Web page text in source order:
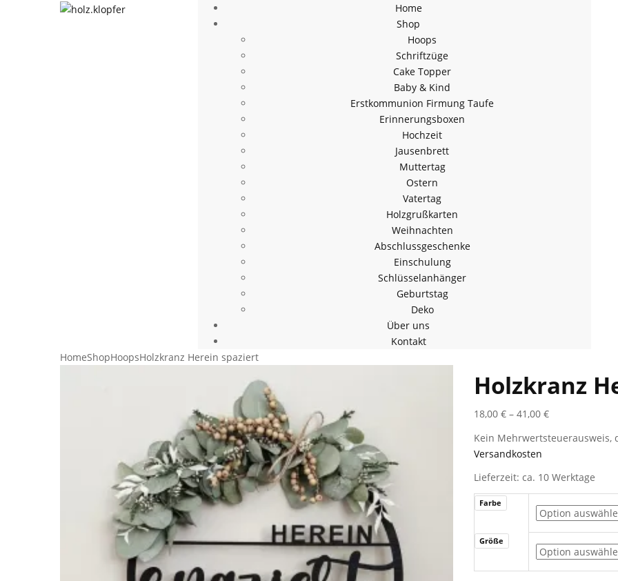
Home
Shop
Hoops
Schriftzüge
Cake Topper
Baby & Kind
Erstkommunion Firmung Taufe
Erinnerungsboxen
Hochzeit
Jausenbrett
Muttertag
Ostern
Vatertag
Holzgrußkarten
Weihnachten
Abschlussgeschenke
Einschulung
Schlüsselanhänger
Geburtstag
Deko
Über uns
Kontakt
HomeShopHoopsHolzkranz Herein spaziert
Holzkranz
18,00 € – 41,00 €
Kein Mehrwertsteuerausweis,
Versandkosten
Lieferzeit: ca. 10 Werktage
Farbe
Größe